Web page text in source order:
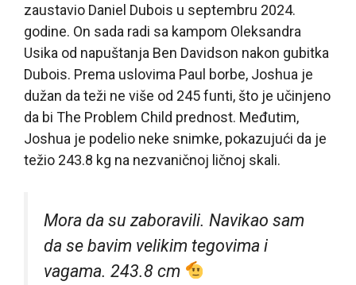
zaustavio Daniel Dubois u septembru 2024.
godine. On sada radi sa kampom Oleksandra
Usika od napuštanja Ben Davidson nakon gubitka
Dubois. Prema uslovima Paul borbe, Joshua je
dužan da teži ne više od 245 funti, što je učinjeno
da bi The Problem Child prednost. Međutim,
Joshua je podelio neke snimke, pokazujući da je
težio 243.8 kg na nezvaničnoj ličnoj skali.
Mora da su zaboravili. Navikao sam
da se bavim velikim tegovima i
vagama. 243.8 cm